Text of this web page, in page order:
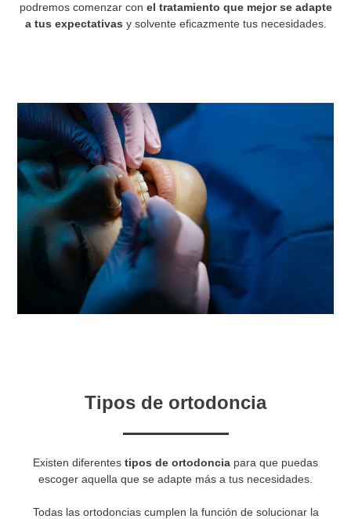
podremos comenzar con el tratamiento que mejor se adapte
a tus expectativas y solvente eficazmente tus necesidades.
Tipos de ortodoncia
Existen diferentes tipos de ortodoncia para que puedas
escoger aquella que se adapte más a tus necesidades.
Todas las ortodoncias cumplen la función de solucionar la